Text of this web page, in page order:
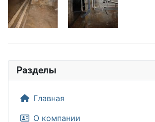
Разделы
Главная
О компании